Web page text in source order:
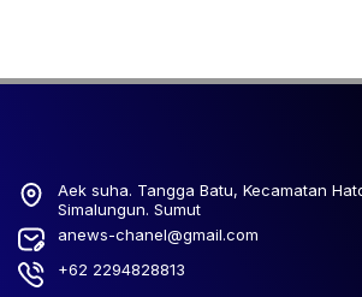
Aek suha. Tangga Batu, Kecamatan
Simalungun. Sumut
anews-chanel@gmail.com
+62 2294828813